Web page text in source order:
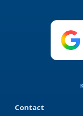
Contact